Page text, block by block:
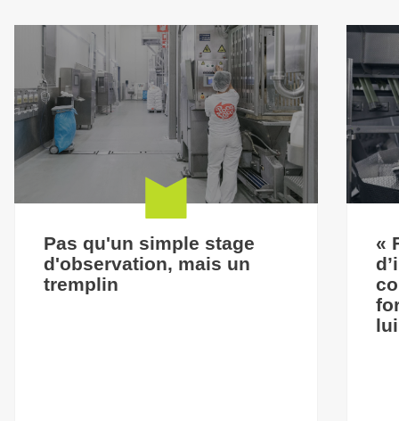
Pas qu'un simple stage
d'observation, mais un
tremplin
«